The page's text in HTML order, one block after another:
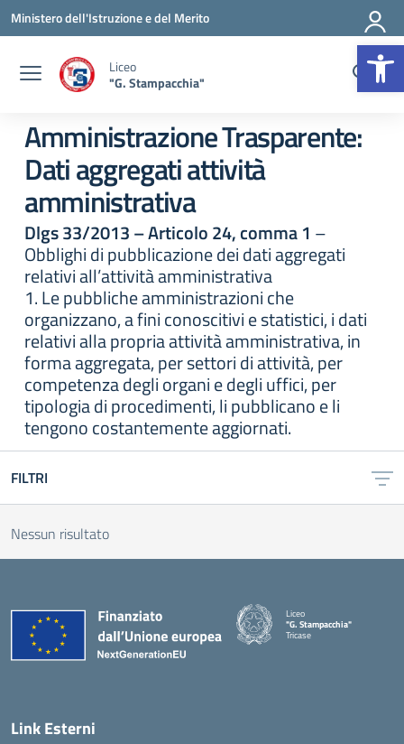
Vai ai contenuti
Vai al menu di navigazione
Vai al footer
Ministero dell'Istruzione e del Merito
Liceo
"G. Stampacchia"
Amministrazione Trasparente:
Dati aggregati attività
amministrativa
Dlgs 33/2013 – Articolo 24, comma 1 –
Obblighi di pubblicazione dei dati aggregati
relativi all’attività amministrativa
1. Le pubbliche amministrazioni che
organizzano, a fini conoscitivi e statistici, i dati
relativi alla propria attività amministrativa, in
forma aggregata, per settori di attività, per
competenza degli organi e degli uffici, per
tipologia di procedimenti, li pubblicano e li
tengono costantemente aggiornati.
FILTRI
Nessun risultato
Liceo
"G. Stampacchia"
Tricase
Link Esterni